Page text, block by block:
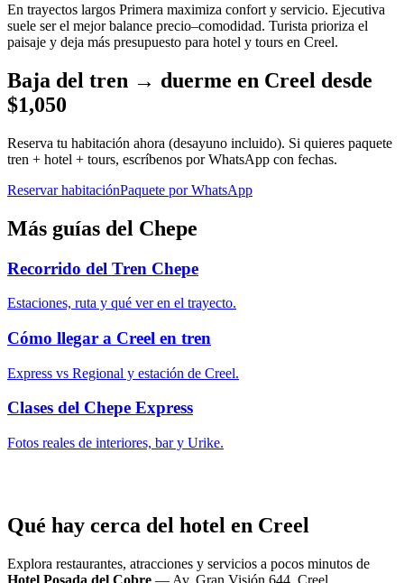
En trayectos largos Primera maximiza confort y servicio. Ejecutiva
suele ser el mejor balance precio–comodidad. Turista prioriza el
paisaje y deja más presupuesto para hotel y tours en Creel.
Baja del tren → duerme en Creel desde
$1,050
Reserva tu habitación ahora (desayuno incluido). Si quieres paquete
tren + hotel + tours, escríbenos por WhatsApp con fechas.
Reservar habitaciónPaquete por WhatsApp
Más guías del Chepe
Recorrido del Tren Chepe
Estaciones, ruta y qué ver en el trayecto.
Cómo llegar a Creel en tren
Express vs Regional y estación de Creel.
Clases del Chepe Express
Fotos reales de interiores, bar y Urike.
Qué hay cerca del hotel en Creel
Explora restaurantes, atracciones y servicios a pocos minutos de
Hotel Posada del Cobre — Av. Gran Visión 644, Creel,